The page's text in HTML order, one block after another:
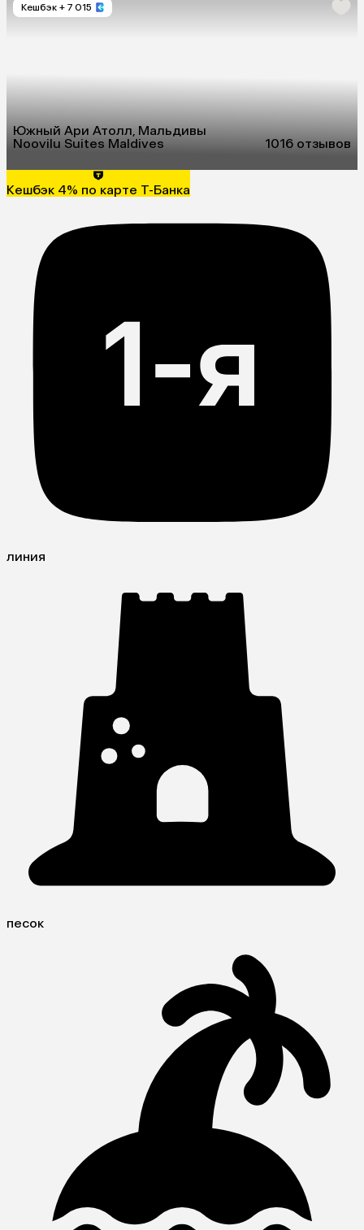
Кешбэк + 7 015
Южный Ари Атолл, Мальдивы
Noovilu Suites Maldives
1016 отзывов
Кешбэк 4% по карте Т-Банка
линия
песок